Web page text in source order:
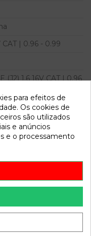
CAT | 0.96 - 0.99
(J2) 1.6 16V CAT | 0.96
para hyundai coupe
| 0.96 - 0.99 referencia
para efeitos de
Os cookies de
são utilizados
e anúncios
e o processamento